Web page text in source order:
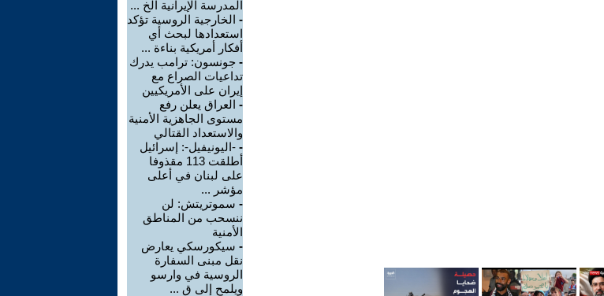
المدرسة الإيرانية الخ ...
- الخارجية الروسية تؤكد
استعدادها لبحث أي
أفكار أمريكية بناءة ...
- جونسون: ترامب يدرك
تداعيات الصراع مع
إيران على الأمريكيين
- العراق يعلن رفع
مستوى الجاهزية الأمنية
والاستعداد القتالي
- -اليونيفيل-: إسرائيل
أطلقت 113 مقذوفا
على لبنان في أعلى
مؤشر ...
- سموتريتش: لن
ننسحب من المناطق
الأمنية
- سيكورسكي يعارض
نقل مبنى السفارة
الروسية في وارسو
ويلمح إلى ق ...